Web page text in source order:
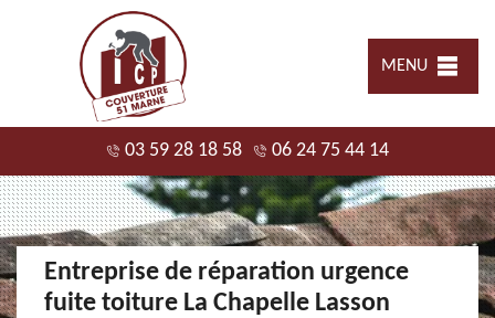
MENU
03 59 28 18 58 06 24 75 44 14
Entreprise de réparation urgence
fuite toiture La Chapelle Lasson